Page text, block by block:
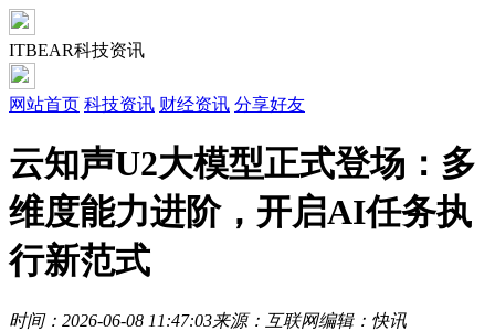
ITBEAR科技资讯
网站首页 科技资讯 财经资讯 分享好友
云知声U2大模型正式登场：多
维度能力进阶，开启AI任务执
行新范式
时间：2026-06-08 11:47:03来源：互联网编辑：快讯